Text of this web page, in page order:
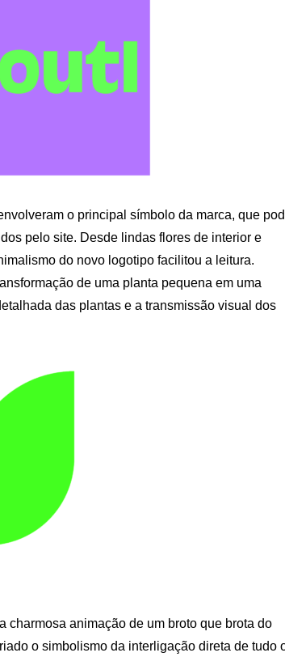
o principal símbolo da marca, que
pelo site. Desde lindas flores de interior e
do novo logotipo facilitou a leitura.
de uma planta pequena em uma
das plantas e a transmissão visual dos
charmosa animação de um broto que brota do
o simbolismo da interligação direta de tudo